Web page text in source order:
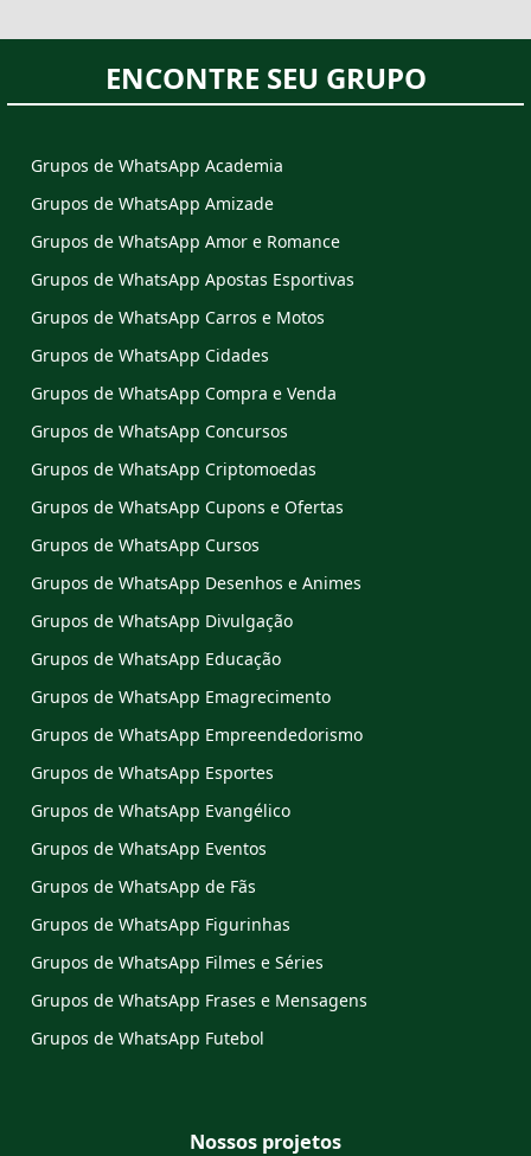
ENCONTRE SEU GRUPO
Grupos de WhatsApp Academia
Grupos de WhatsApp Amizade
Grupos de WhatsApp Amor e Romance
Grupos de WhatsApp Apostas Esportivas
Grupos de WhatsApp Carros e Motos
Grupos de WhatsApp Cidades
Grupos de WhatsApp Compra e Venda
Grupos de WhatsApp Concursos
Grupos de WhatsApp Criptomoedas
Grupos de WhatsApp Cupons e Ofertas
Grupos de WhatsApp Cursos
Grupos de WhatsApp Desenhos e Animes
Grupos de WhatsApp Divulgação
Grupos de WhatsApp Educação
Grupos de WhatsApp Emagrecimento
Grupos de WhatsApp Empreendedorismo
Grupos de WhatsApp Esportes
Grupos de WhatsApp Evangélico
Grupos de WhatsApp Eventos
Grupos de WhatsApp de Fãs
Grupos de WhatsApp Figurinhas
Grupos de WhatsApp Filmes e Séries
Grupos de WhatsApp Frases e Mensagens
Grupos de WhatsApp Futebol
Nossos projetos